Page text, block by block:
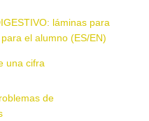
láminas para
el alumno (ES/EN)
una cifra
de